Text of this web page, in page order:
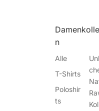
n
Alle
T-Shirts
Poloshir
ts